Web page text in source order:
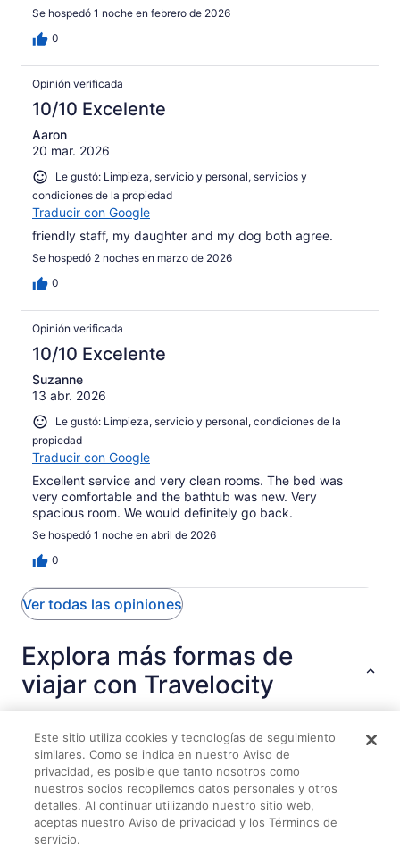
Se hospedó 1 noche en febrero de 2026
0
Opinión verificada
10/10 Excelente
Aaron
20 mar. 2026
Le gustó: Limpieza, servicio y personal, servicios y
condiciones de la propiedad
Traducir con Google
friendly staff, my daughter and my dog both agree.
Se hospedó 2 noches en marzo de 2026
0
Opinión verificada
10/10 Excelente
Suzanne
13 abr. 2026
Le gustó: Limpieza, servicio y personal, condiciones de la
propiedad
Traducir con Google
Excellent service and very clean rooms. The bed was
very comfortable and the bathtub was new. Very
spacious room. We would definitely go back.
Se hospedó 1 noche en abril de 2026
0
Ver todas las opiniones
Explora más formas de
viajar con Travelocity
HospedajesVuelosAutosPaquetesRentas vacacionales
Charming Detached 3-Bedroom escape- sleeps 6
Luxury with comfort
Private room in a quiet and safe neighbourhood of St.
Este sitio utiliza cookies y tecnologías de seguimiento
similares. Como se indica en nuestro Aviso de
privacidad, es posible que tanto nosotros como
nuestros socios recopilemos datos personales y otros
detalles. Al continuar utilizando nuestro sitio web,
aceptas nuestro Aviso de privacidad y los Términos de
servicio.